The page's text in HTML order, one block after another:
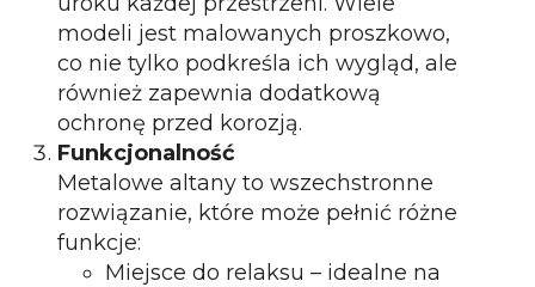
modeli jest malowanych proszkowo,
co nie tylko podkreśla ich wygląd, ale
również zapewnia dodatkową
ochronę przed korozją.
Funkcjonalność
Metalowe altany to wszechstronne
rozwiązanie, które może pełnić różne
funkcje:
Miejsce do relaksu – idealne na